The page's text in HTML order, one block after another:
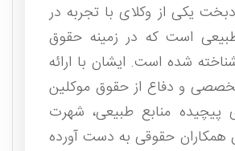
یکی از وکلای با تجربه در
است که در زمینه حقوق
شده است. ایشان با ارائه
و دفاع از حقوق موکلین
پیچیده منابع طبیعی، شهرت
همکاران حقوقی به دست آورده